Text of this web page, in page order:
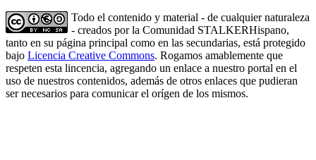
Todo el contenido y material - de cualquier naturaleza
- creados por la Comunidad STALKERHispano,
tanto en su página principal como en las secundarias, está protegido
bajo Licencia Creative Commons. Rogamos amablemente que
respeten esta lincencia, agregando un enlace a nuestro portal en el
uso de nuestros contenidos, además de otros enlaces que pudieran
ser necesarios para comunicar el orígen de los mismos.